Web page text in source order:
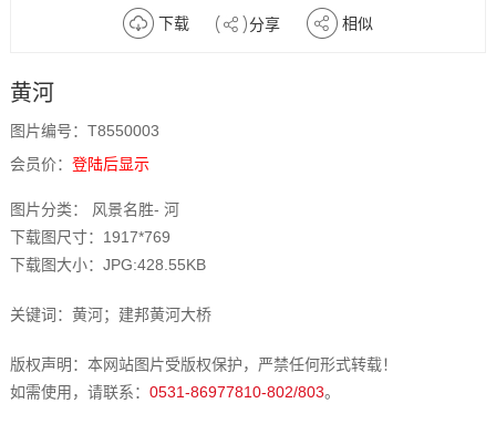
下载 分享 相似
黄河
图片编号：T8550003
会员价： 登陆后显示
图片分类： 风景名胜- 河
下载图尺寸：1917*769
下载图大小：JPG:428.55KB
关键词：黄河；建邦黄河大桥
版权声明：本网站图片受版权保护，严禁任何形式转载！
如需使用，请联系： 0531-86977810-802/803。